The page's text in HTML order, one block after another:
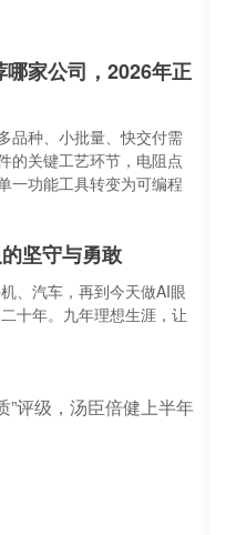
家公司，2026年正
品种、小批量、快交付需
的关键工艺环节，电阻点
一功能工具转变为可编程
坚守与勇敢
、汽车，再到今天做AI眼
十年。九年理想生涯，让